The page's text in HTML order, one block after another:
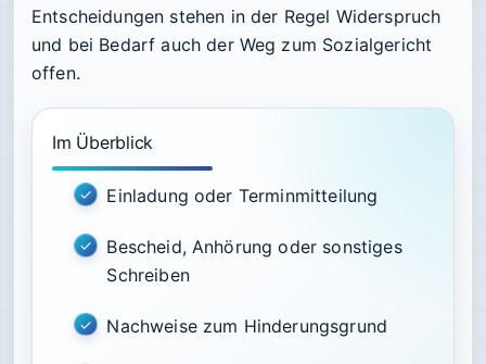
Entscheidungen stehen in der Regel Widerspruch
und bei Bedarf auch der Weg zum Sozialgericht
offen.
Im Überblick
Einladung oder Terminmitteilung
Bescheid, Anhörung oder sonstiges
Schreiben
Nachweise zum Hinderungsgrund